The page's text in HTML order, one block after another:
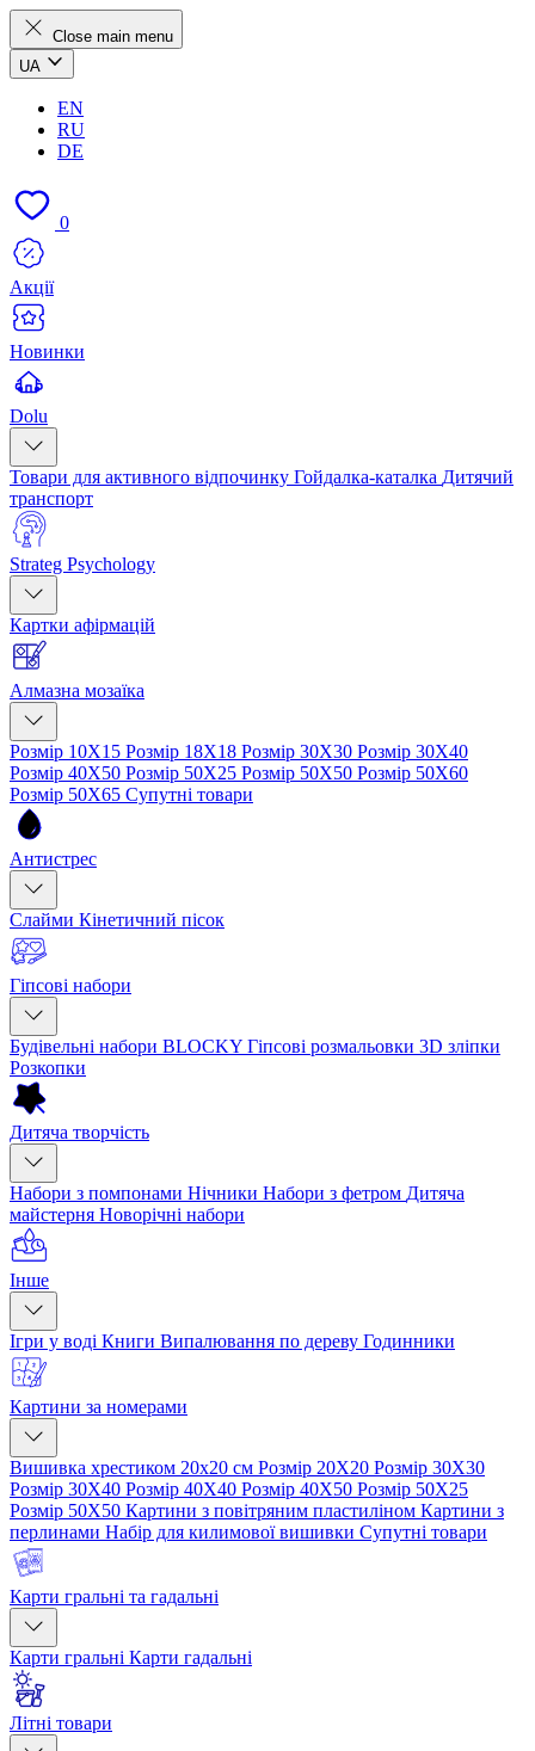
Close main menu
UA
EN
RU
DE
0
Акції
Новинки
Dolu
Товари для активного відпочинку Гойдалка-каталка Дитячий
транспорт
Strateg Psychology
Картки афірмацій
Алмазна мозаїка
Розмір 10Х15 Розмір 18Х18 Розмір 30Х30 Розмір 30Х40
Розмір 40Х50 Розмір 50Х25 Розмір 50Х50 Розмір 50Х60
Розмір 50Х65 Супутні товари
Антистрес
Слайми Кінетичний пісок
Гіпсові набори
Будівельні набори BLOCKY Гіпсові розмальовки 3D зліпки
Розкопки
Дитяча творчість
Набори з помпонами Нічники Набори з фетром Дитяча
майстерня Новорічні набори
Інше
Ігри у воді Книги Випалювання по дереву Годинники
Картини за номерами
Вишивка хрестиком 20х20 см Розмір 20Х20 Розмір 30Х30
Розмір 30Х40 Розмір 40Х40 Розмір 40Х50 Розмір 50Х25
Розмір 50Х50 Картини з повітряним пластиліном Картини з
перлинами Набір для килимової вишивки Супутні товари
Карти гральні та гадальні
Карти гральні Карти гадальні
Літні товари